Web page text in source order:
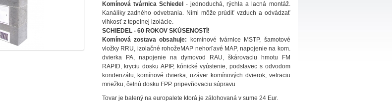
Komínová tvárnica Schiedel - jednoduchá, rýchla a lacná montáž.
Kanáliky zadného odvetrania. Nimi môže prúdiť vzduch a odvádzať
vlhkosť z tepelnej izolácie.
SCHIEDEL - 60 ROKOV SKÚSENOSTÍ!
Komínová zostava obsahuje: komínové tvárnice MSTP, šamotové
vložky RRU, izolačné rohožeMAP nehorľavé MAP, napojenie na kom.
dvierka PA, napojenie na dymovod RAU, škárovaciu hmotu FM
RAPID, kryciu dosku APIP, kónické vyústenie, podstavec s odvodom
kondenzátu, komínové dvierka, uzáver komínových dvierok, vetraciu
mriežku, čelnú dosku FPP. pripevňovaciu súpravu
Tovar je balený na europalete ktorá je zálohovaná v sume 24 Eur.